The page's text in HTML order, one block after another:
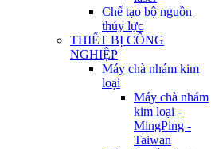
Chế tạo bộ nguồn
thủy lực
THIẾT BỊ CÔNG
NGHIỆP
Máy chà nhám kim
loại
Máy chà nhám
kim loại -
MingPing -
Taiwan